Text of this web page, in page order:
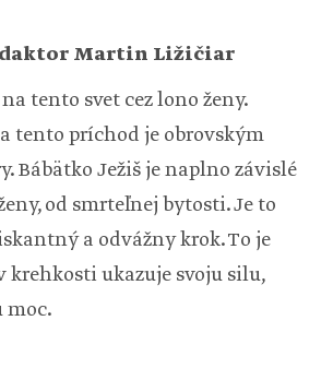
Martin Ližičiar
tento svet cez lono ženy.
tento príchod je obrovským
Bábätko Ježiš je naplno závislé
od smrteľnej bytosti. Je to
a odvážny krok. To je
krehkosti ukazuje svoju silu,
moc.